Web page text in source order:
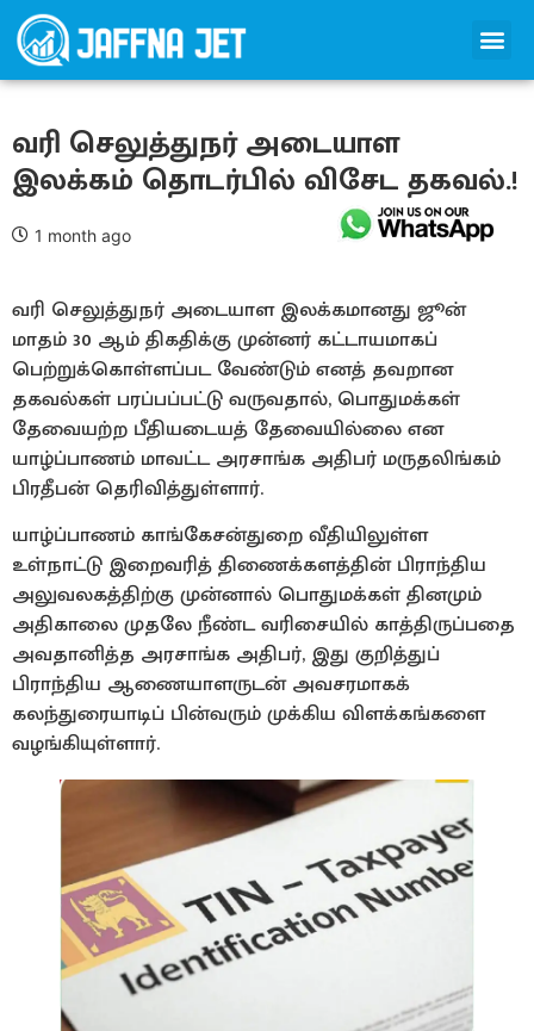
வரி செலுத்துநர் அடையாள
இலக்கம் தொடர்பில் விசேட தகவல்.!
1 month ago
வரி செலுத்துநர் அடையாள இலக்கமானது ஜூன்
மாதம் 30 ஆம் திகதிக்கு முன்னர் கட்டாயமாகப்
பெற்றுக்கொள்ளப்பட வேண்டும் எனத் தவறான
தகவல்கள் பரப்பப்பட்டு வருவதால், பொதுமக்கள்
தேவையற்ற பீதியடையத் தேவையில்லை என
யாழ்ப்பாணம் மாவட்ட அரசாங்க அதிபர் மருதலிங்கம்
பிரதீபன் தெரிவித்துள்ளார்.
​யாழ்ப்பாணம் காங்கேசன்துறை வீதியிலுள்ள
உள்நாட்டு இறைவரித் திணைக்களத்தின் பிராந்திய
அலுவலகத்திற்கு முன்னால் பொதுமக்கள் தினமும்
அதிகாலை முதலே நீண்ட வரிசையில் காத்திருப்பதை
அவதானித்த அரசாங்க அதிபர், இது குறித்துப்
பிராந்திய ஆணையாளருடன் அவசரமாகக்
கலந்துரையாடிப் பின்வரும் முக்கிய விளக்கங்களை
வழங்கியுள்ளார்.